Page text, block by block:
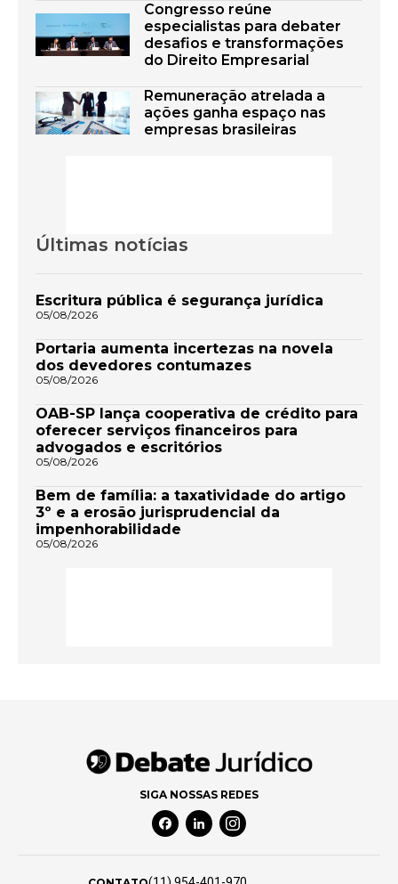
Congresso reúne
especialistas para debater
desafios e transformações
do Direito Empresarial
Remuneração atrelada a
ações ganha espaço nas
empresas brasileiras
Últimas notícias
Escritura pública é segurança jurídica
05/08/2026
Portaria aumenta incertezas na novela
dos devedores contumazes
05/08/2026
OAB-SP lança cooperativa de crédito para
oferecer serviços financeiros para
advogados e escritórios
05/08/2026
Bem de família: a taxatividade do artigo
3º e a erosão jurisprudencial da
impenhorabilidade
05/08/2026
SIGA NOSSAS REDES
Facebook Social Media
Linkedin Social Media
Instagram Social Media